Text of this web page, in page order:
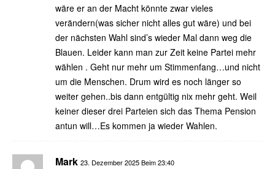
wäre er an der Macht könnte zwar vieles
verändern(was sicher nicht alles gut wäre) und bei
der nächsten Wahl sind’s wieder Mal dann weg die
Blauen. Leider kann man zur Zeit keine Partei mehr
wählen . Geht nur mehr um Stimmenfang…und nicht
um die Menschen. Drum wird es noch länger so
weiter gehen..bis dann entgültig nix mehr geht. Weil
keiner dieser drei Parteien sich das Thema Pension
antun will…Es kommen ja wieder Wahlen.
Mark 23. Dezember 2025 Beim 23:40